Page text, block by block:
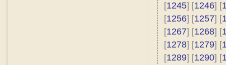
[1245] [1246] [
[1256] [1257] [
[1267] [1268] [
[1278] [1279] [
[1289] [1290] [